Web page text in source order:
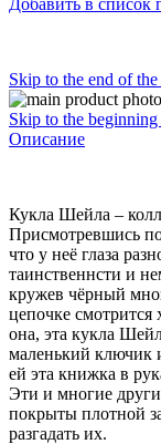
Skip to the end of
Skip to the
Описание
Кукла Шейла –
Присмотревшись
что у неё глаза
таинственнсти и
кружев чёрный
цепочке смотрится
она, эта кукла
маленький ключик
ей эта книжка в
Эти и многие
покрыты плотной
разгадать их.